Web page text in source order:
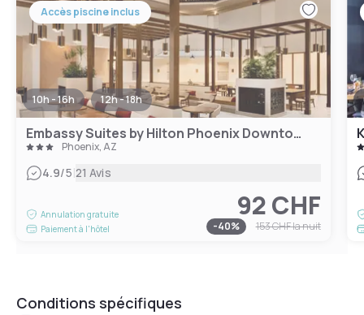
Accès piscine inclus
10h - 16h 12h - 18h
Embassy Suites by Hilton Phoenix Downtown North
Phoenix, AZ
4.9/5|21 Avis
Annulation gratuite
Paiement à l'hôtel
92 CHF
-40% 153 CHFla nuit
Conditions spécifiques